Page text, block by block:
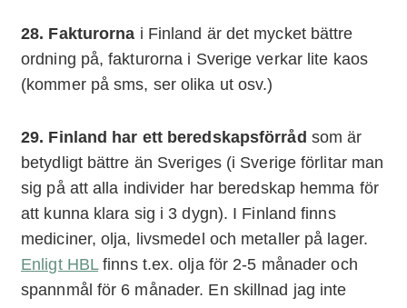
28. Fakturorna i Finland är det mycket bättre
ordning på, fakturorna i Sverige verkar lite kaos
(kommer på sms, ser olika ut osv.)
29. Finland har ett beredskapsförråd som är
betydligt bättre än Sveriges (i Sverige förlitar man
sig på att alla individer har beredskap hemma för
att kunna klara sig i 3 dygn). I Finland finns
mediciner, olja, livsmedel och metaller på lager.
Enligt HBLfinns t.ex. olja för 2-5 månader och
spannmål för 6 månader. En skillnad jag inte